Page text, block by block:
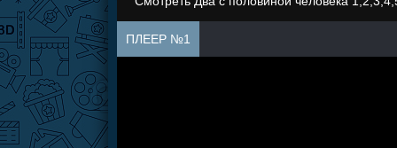
ПЛЕЕР №1